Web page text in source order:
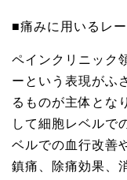
■痛みに用いるレ
ペインクリニック
ーという表現がふ
るものが主体とな
して細胞レベルで
ベルでの血行改善
鎮痛、除痛効果、